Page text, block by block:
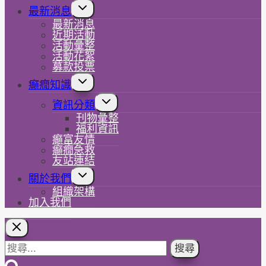
最新消息
Toggle
menu
最新消息
近期活動
活動彙整
活動花絮
募款投票
癲癇知識
Toggle
資訊分類
Toggle
menu
刊物彙整
福利資訊
癲富友情
癲癇急救
友站連結
關於我們
Toggle
menu
組織架構
加入我們
搜
尋